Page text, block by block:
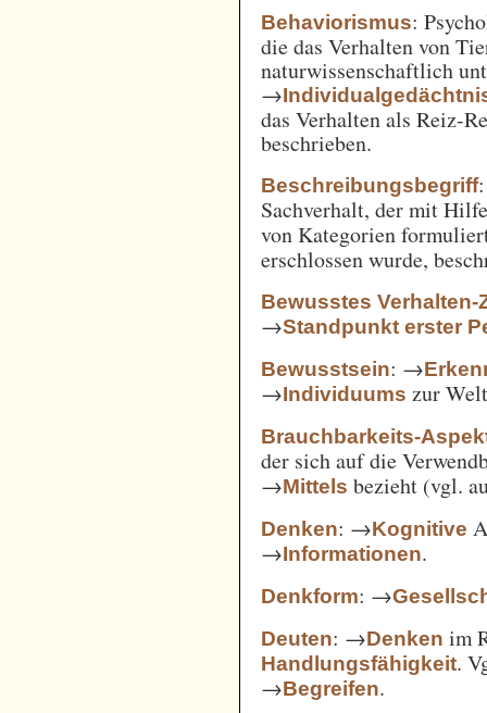
Behaviorismus:
die das Verhalten von
naturwissenschaftlich
→
das Verhalten als Reiz-
beschrieben.
Beschreibungsbegriff
Sachverhalt, der mit
von Kategorien
erschlossen wurde,
Bewusstes Verhalten-
→Standpunkt erster
Bewusstsein: →
→Individuums zur
Brauchbarkeits-
der sich auf die
→Mittels bezieht (vgl.
Denken: →Kognitive
→Informationen.
Denkform: →
Deuten: →Denken im
Handlungsfähigkeit.
→Begreifen.